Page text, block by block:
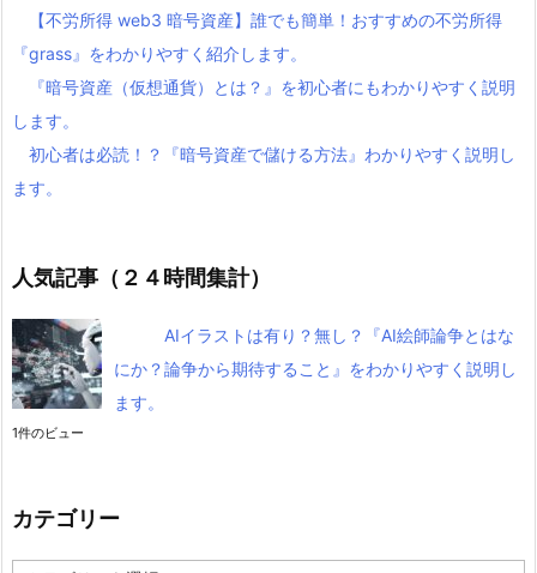
【不労所得 web3 暗号資産】誰でも簡単！おすすめの不労所得
『grass』をわかりやすく紹介します。
『暗号資産（仮想通貨）とは？』を初心者にもわかりやすく説明
します。
初心者は必読！？『暗号資産で儲ける方法』わかりやすく説明し
ます。
人気記事（２４時間集計）
AIイラストは有り？無し？『AI絵師論争とはな
にか？論争から期待すること』をわかりやすく説明し
ます。
1件のビュー
カテゴリー